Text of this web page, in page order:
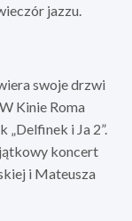
jazzu.
swoje drzwi
Kinie Roma
i Ja 2”.
koncert
i Mateusza